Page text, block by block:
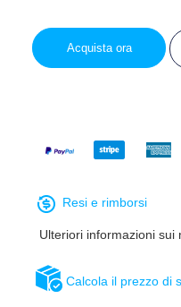
Acquista ora
Calcola il prezzo di
Resi e rimborsi
Ulteriori informazioni sui